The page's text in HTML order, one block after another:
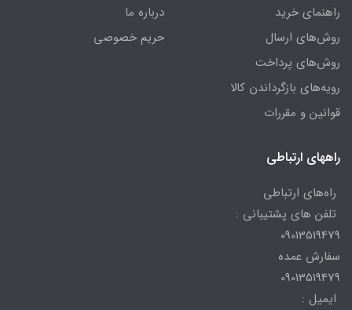
راهنمای خرید
روش‌های ارسال
روش‌های پرداخت
رویه‌های بازگرداندن کالا
قوانین و مقررات
درباره ما
حریم خصوصی
راههای ارتباطی
راه‌های ارتباطی
تلفن های پشتیبانی :
09013519479
سفارش عمده
09013519479
ایمیل :